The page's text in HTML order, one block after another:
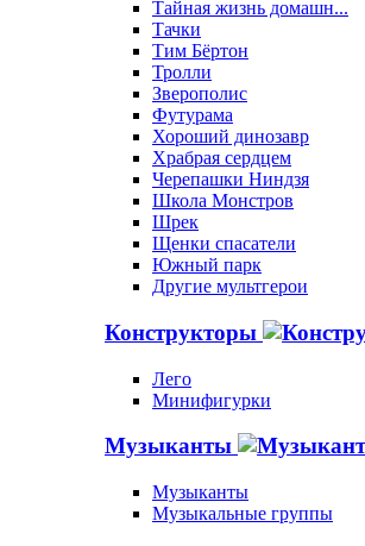
Тайная жизнь домашн...
Тачки
Тим Бёртон
Тролли
Зверополис
Футурама
Хороший динозавр
Храбрая сердцем
Черепашки Ниндзя
Школа Монстров
Шрек
Щенки спасатели
Южный парк
Другие мультгерои
Конструкторы
Лего
Минифигурки
Музыканты
Музыканты
Музыкальные группы